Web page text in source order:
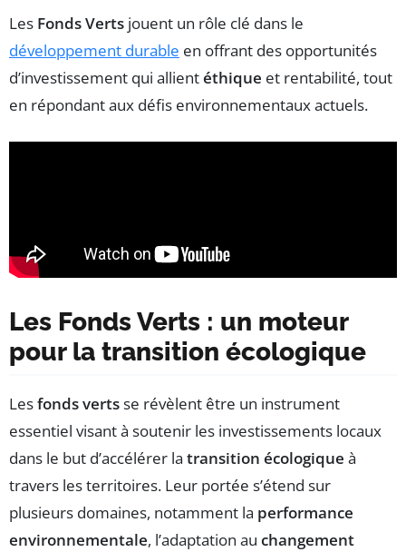
Les Fonds Verts jouent un rôle clé dans le
développement durable en offrant des opportunités
d’investissement qui allientéthique et rentabilité, tout
en répondant aux défis environnementaux actuels.
Les Fonds Verts : un moteur
pour la transition écologique
Lesfonds vertsse révèlent être un instrument
essentiel visant à soutenir les investissements locaux
dans le but d’accélérer la transition écologique à
travers les territoires. Leur portée s’étend sur
plusieurs domaines, notamment la performance
environnementale, l’adaptation au changement